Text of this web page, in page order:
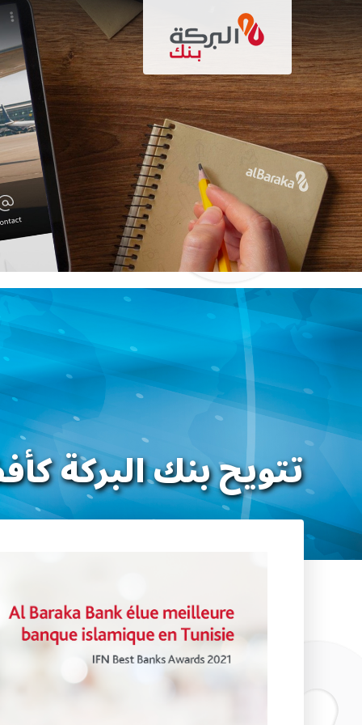
تجاوزإلى
المحتوى
الرئيسي
تتويح بنك البركة